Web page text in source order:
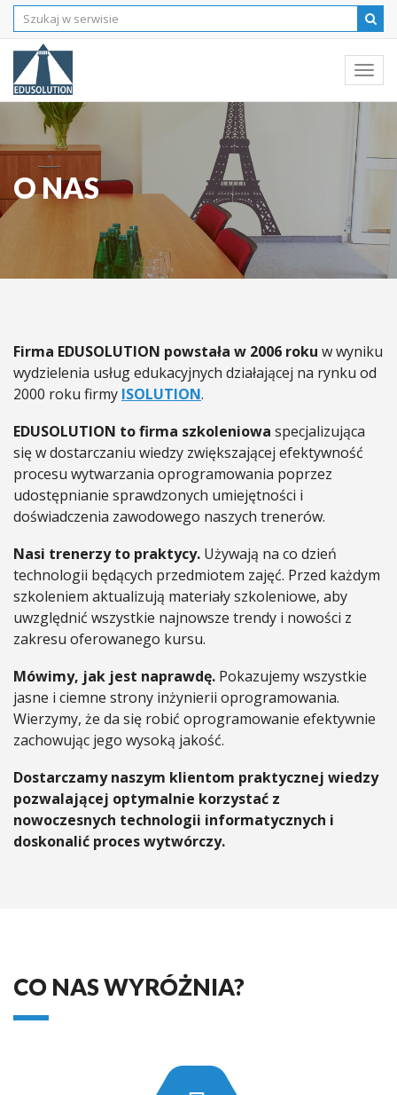
O NAS
Firma EDUSOLUTION powstała w 2006 roku w wyniku
wydzielenia usług edukacyjnych działającej na rynku od
2000 roku firmy ISOLUTION.
EDUSOLUTION to firma szkoleniowa specjalizująca
się w dostarczaniu wiedzy zwiększającej efektywność
procesu wytwarzania oprogramowania poprzez
udostępnianie sprawdzonych umiejętności i
doświadczenia zawodowego naszych trenerów.
Nasi trenerzy to praktycy. Używają na co dzień
technologii będących przedmiotem zajęć. Przed każdym
szkoleniem aktualizują materiały szkoleniowe, aby
uwzględnić wszystkie najnowsze trendy i nowości z
zakresu oferowanego kursu.
Mówimy, jak jest naprawdę. Pokazujemy wszystkie
jasne i ciemne strony inżynierii oprogramowania.
Wierzymy, że da się robić oprogramowanie efektywnie
zachowując jego wysoką jakość.
Dostarczamy naszym klientom praktycznej wiedzy
pozwalającej optymalnie korzystać z
nowoczesnych technologii informatycznych i
doskonalić proces wytwórczy.
CO NAS WYRÓŻNIA?